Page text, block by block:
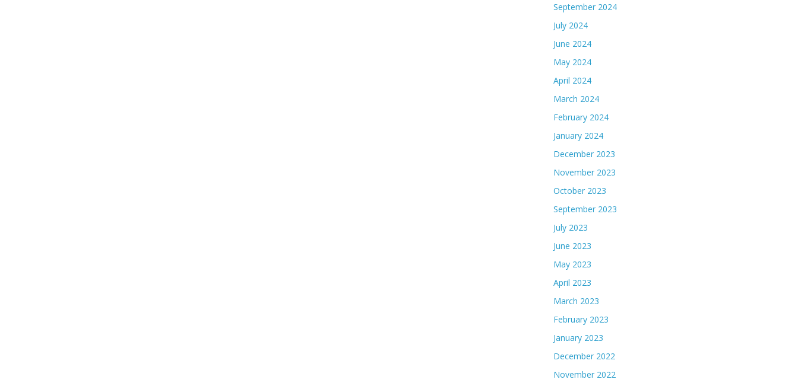
September 2024
July 2024
June 2024
May 2024
April 2024
March 2024
February 2024
January 2024
December 2023
November 2023
October 2023
September 2023
July 2023
June 2023
May 2023
April 2023
March 2023
February 2023
January 2023
December 2022
November 2022